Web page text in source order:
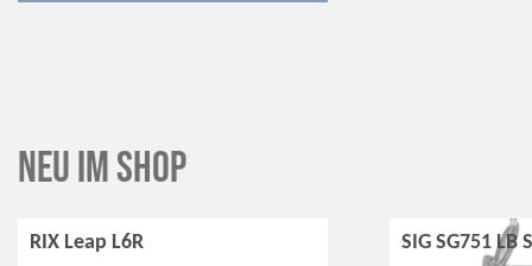
Neu im Shop
RIX Leap L6R SIG SG751 LB